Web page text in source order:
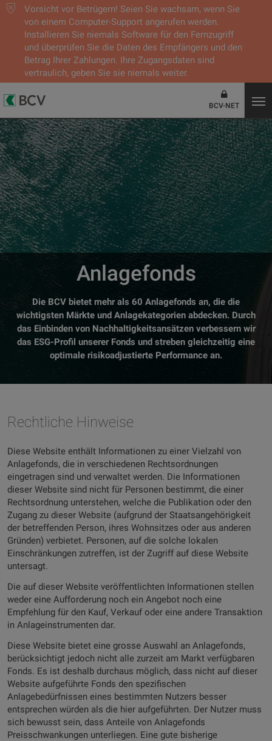
Vorsicht vor Betrügern! Seien Sie wachsam, wenn Sie
von einem Computer-Support angerufen werden.
Installieren Sie niemals Software für den Fernzugriff
und überprüfen Sie die Daten des Empfängers und den
Betrag Ihrer Zahlungen. Ihre Zugangsdaten sind
vertraulich, geben Sie sie niemals weiter.
BCV-NET
Anlagefonds
Die BCV bietet mehr als 60 Anlagefonds an, die die
wichtigsten Märkte und Anlagekategorien abdecken. Durch
das Einbinden von Nachhaltigkeitsansätzen verbessern wir
das ESG-Profil unserer Fonds und streben gleichzeitig eine
optimale risikoadjustierte Performance an.
Rechtliche Hinweise
Diese Website enthält Informationen zu einer Vielzahl von
Anlagefonds, die in verschiedenen Rechtsordnungen
eingetragen sind und verwaltet werden. Die Informationen
dieser Website sind nicht für Personen bestimmt, die einer
Rechtsordnung unterstehen, welche die Publikation oder den
Zugang zu dieser Website (aufgrund der Staatsangehörigkeit
der betreffenden Person, ihres Wohnsitzes oder aus anderen
Gründen) verbietet. Personen, auf die solche lokalen
Einschränkungen zutreffen, ist der Zugriff auf diese Website
untersagt.
Die auf dieser Website veröffentlichten Informationen stellen
weder eine Aufforderung noch ein Angebot noch eine
Empfehlung für den Kauf, Verkauf oder eine andere Transaktion
in Anlageinstrumenten dar.
Diese Website bietet eine grosse Auswahl an Anlagefonds,
berücksichtigt jedoch nicht alle zurzeit am Markt verfügbaren
Fonds. Es ist deshalb durchaus möglich, dass nicht auf dieser
Website aufgeführte Fonds den spezifischen
Anlagebedürfnissen eines bestimmten Nutzers besser
entsprechen würden als die hier aufgeführten. Der Nutzer muss
sich bewusst sein, dass Anteile von Anlagefonds
Preisschwankungen unterliegen. Eine gute bisherige